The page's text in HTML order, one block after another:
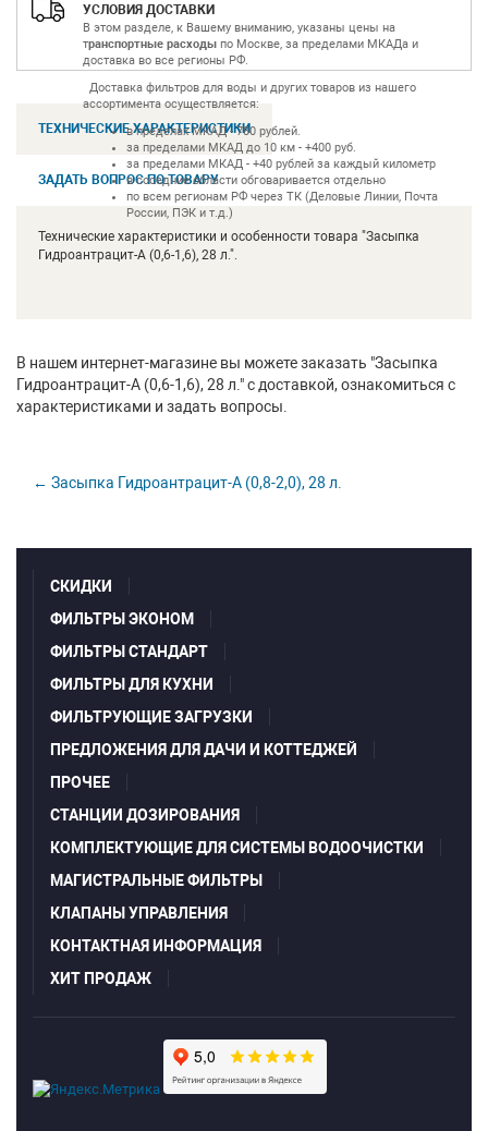
УСЛОВИЯ ДОСТАВКИ
В этом разделе, к Вашему вниманию, указаны цены на
транспортные расходы по Москве, за пределами МКАДа и
доставка во все регионы РФ.
Доставка фильтров для воды и других товаров из нашего
ассортимента осуществляется:
в пределах МКАД - 780 рублей.
за пределами МКАД до 10 км - +400 руб.
за пределами МКАД - +40 рублей за каждый километр
в соседние области обговаривается отдельно
по всем регионам РФ через ТК (Деловые Линии, Почта
России, ПЭК и т.д.)
ТЕХНИЧЕСКИЕ ХАРАКТЕРИСТИКИ
ЗАДАТЬ ВОПРОС ПО ТОВАРУ
Технические характеристики и особенности товара "Засыпка
Гидроантрацит-А (0,6-1,6), 28 л.".
В нашем интернет-магазине вы можете заказать "Засыпка
Гидроантрацит-А (0,6-1,6), 28 л." с доставкой, ознакомиться с
характеристиками и задать вопросы.
← Засыпка Гидроантрацит-А (0,8-2,0), 28 л.
СКИДКИ
ФИЛЬТРЫ ЭКОНОМ
ФИЛЬТРЫ СТАНДАРТ
ФИЛЬТРЫ ДЛЯ КУХНИ
ФИЛЬТРУЮЩИЕ ЗАГРУЗКИ
ПРЕДЛОЖЕНИЯ ДЛЯ ДАЧИ И КОТТЕДЖЕЙ
ПРОЧЕЕ
СТАНЦИИ ДОЗИРОВАНИЯ
КОМПЛЕКТУЮЩИЕ ДЛЯ СИСТЕМЫ ВОДООЧИСТКИ
МАГИСТРАЛЬНЫЕ ФИЛЬТРЫ
КЛАПАНЫ УПРАВЛЕНИЯ
КОНТАКТНАЯ ИНФОРМАЦИЯ
ХИТ ПРОДАЖ